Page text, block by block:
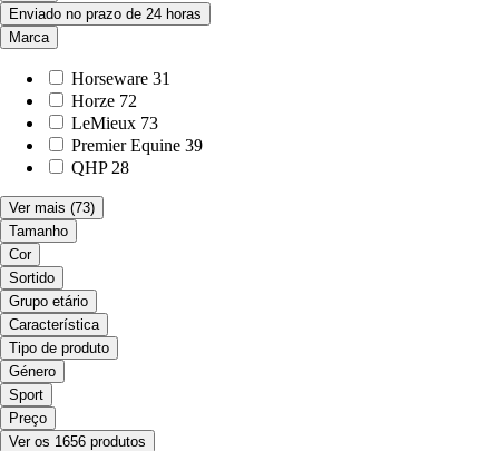
Enviado no prazo de 24 horas
Marca
Horseware 31
Horze 72
LeMieux 73
Premier Equine 39
QHP 28
Ver mais (73)
Tamanho
Cor
Sortido
Grupo etário
Característica
Tipo de produto
Género
Sport
Preço
Ver os 1656 produtos